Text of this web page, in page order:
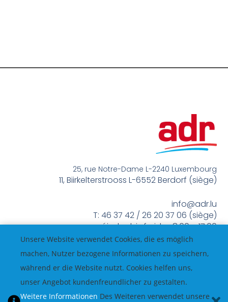
25, rue Notre-Dame L-2240 Luxembourg
11, Biirkelterstrooss L-6552 Berdorf (siège)
info@adr.lu
T: 46 37 42 / 26 20 37 06 (siège)
méindes bis freides 8:00 – 17:00
Unsere Website verwendet Cookies, die es möglich
machen, Nutzer bezogene Informationen zu speichern,
während er die Website nutzt. Cookies helfen uns,
unser Angebot kundenfreundlicher zu gestalten.
Weitere Informationen Des Weiteren verwendet unsere